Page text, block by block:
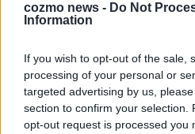
cozmo news - Do Not
Information
If you wish to opt-out of the sale,
processing of your personal or
targeted advertising by us,
section to confirm your selection.
opt-out request is processed you
Vor- und Nachname
E-Mail